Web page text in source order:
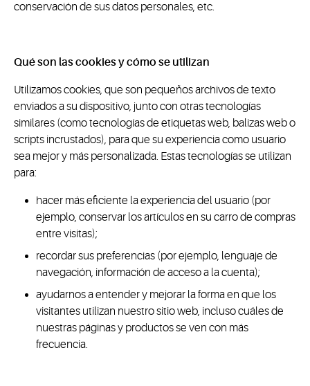
conservación de sus datos personales, etc.
Qué son las cookies y cómo se utilizan
Utilizamos cookies, que son pequeños archivos de texto
enviados a su dispositivo, junto con otras tecnologías
similares (como tecnologías de etiquetas web, balizas web o
scripts incrustados), para que su experiencia como usuario
sea mejor y más personalizada. Estas tecnologías se utilizan
para:
hacer más eficiente la experiencia del usuario (por
ejemplo, conservar los artículos en su carro de compras
entre visitas);
recordar sus preferencias (por ejemplo, lenguaje de
navegación, información de acceso a la cuenta);
ayudarnos a entender y mejorar la forma en que los
visitantes utilizan nuestro sitio web, incluso cuáles de
nuestras páginas y productos se ven con más
frecuencia.